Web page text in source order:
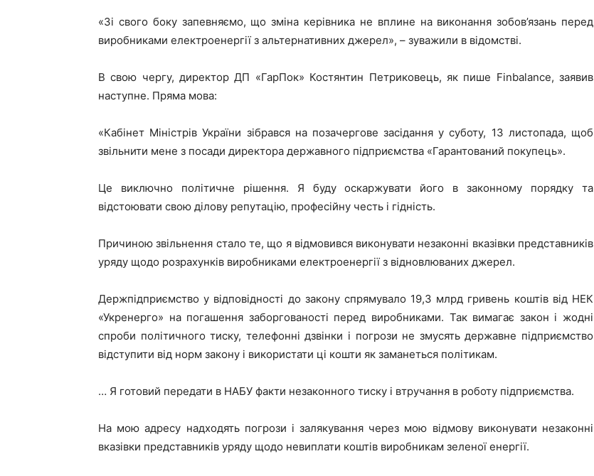
«Зі свого боку запевняємо, що зміна керівника не вплине на виконання зобов’язань перед
виробниками електроенергії з альтернативних джерел», – зуважили в відомстві.
В свою чергу, директор ДП «ГарПок» Костянтин Петриковець, як пише Finbalance, заявив
наступне. Пряма мова:
«Кабінет Міністрів України зібрався на позачергове засідання у суботу, 13 листопада, щоб
звільнити мене з посади директора державного підприємства «Гарантований покупець».
Це виключно політичне рішення. Я буду оскаржувати його в законному порядку та
відстоювати свою ділову репутацію, професійну честь і гідність.
Причиною звільнення стало те, що я відмовився виконувати незаконні вказівки представників
уряду щодо розрахунків виробниками електроенергії з відновлюваних джерел.
Держпідприємство у відповідності до закону спрямувало 19,3 млрд гривень коштів від НЕК
«Укренерго» на погашення заборгованості перед виробниками. Так вимагає закон і жодні
спроби політичного тиску, телефонні дзвінки і погрози не змусять державне підприємство
відступити від норм закону і використати ці кошти як заманеться політикам.
… Я готовий передати в НАБУ факти незаконного тиску і втручання в роботу підприємства.
На мою адресу надходять погрози і залякування через мою відмову виконувати незаконні
вказівки представників уряду щодо невиплати коштів виробникам зеленої енергії.